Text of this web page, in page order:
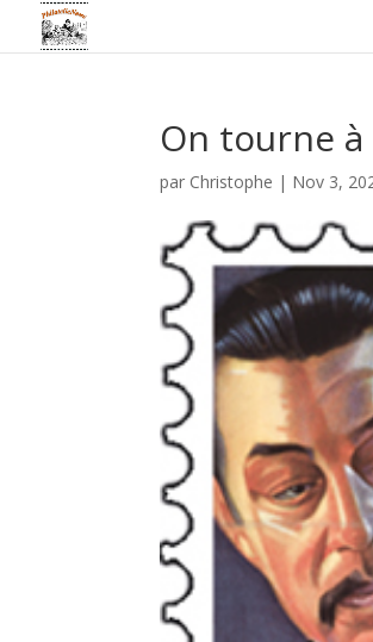
On tourne
par Christophe | Nov 3,